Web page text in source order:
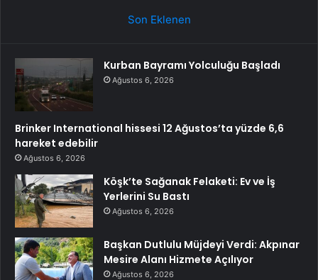
Son Eklenen
Kurban Bayramı Yolculuğu Başladı
Ağustos 6, 2026
Brinker International hissesi 12 Ağustos’ta yüzde 6,6
hareket edebilir
Ağustos 6, 2026
Köşk’te Sağanak Felaketi: Ev ve İş
Yerlerini Su Bastı
Ağustos 6, 2026
Başkan Dutlulu Müjdeyi Verdi: Akpınar
Mesire Alanı Hizmete Açılıyor
Ağustos 6, 2026